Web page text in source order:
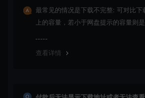
最常见的情况是下载不完整: 可对比下
上的容量，若小于网盘提示的容量则
查看详情